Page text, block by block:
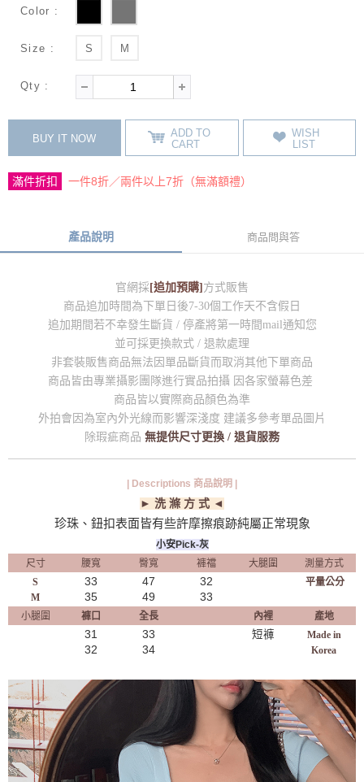
Color :
Size : S M
Qty :
BUY IT NOW
ADD TO
CART
WISH
LIST
滿件折扣 一件8折／兩件以上7折（無滿額禮）
產品說明 商品問與答
官網採 [追加預購] 方式販售
商品追加時間為下單日後7-30個工作天不含假日
追加期間若不幸發生斷貨 / 停產將第一時間mail通知您
並可採更換款式 / 退款處理
非套裝販售商品無法因單品斷貨而取消其他下單商品
商品皆由專業攝影團隊進行實品拍攝 因各家螢幕色差
商品皆以實際商品顏色為準
外拍會因為室內外光線而影響深淺度 建議多參考單品圖片
除瑕疵商品 無提供尺寸更換 / 退貨服務
| Descriptions 商品說明 |
► 洗 滌 方 式 ◄
珍珠、鈕扣表面皆有些許摩擦痕跡純屬正常現象
小安Pick-灰
尺寸
腰寬 臀寬 褲襠 大腿圍
測量方式
S
M
33
35
47
49
32
33
平量公分
小腿圍 褲口 全長 內裡 產地
31
32
33
34
短褲
Made in
Korea